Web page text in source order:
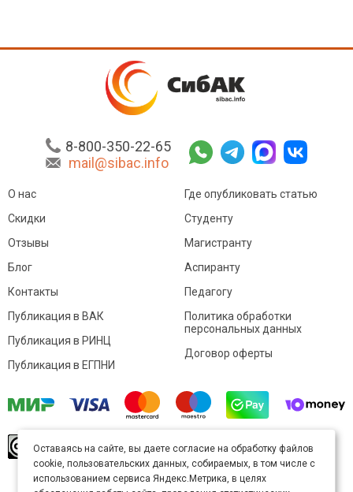
8-800-350-22-65
mail@sibac.info
О нас
Скидки
Отзывы
Блог
Контакты
Где опубликовать статью
Студенту
Магистранту
Аспиранту
Педагогу
Публикация в ВАК
Публикация в РИНЦ
Публикация в ЕГПНИ
Политика обработки
персональных данных
Договор оферты
произведение доступно полицензии Creative
Commons «Attribution» («Атрибуция») 4.0
Непортированная.
Оставаясь на сайте, вы даете согласие на обработку файлов
cookie, пользовательских данных, собираемых, в том числе с
использованием сервиса Яндекс.Метрика, в целях